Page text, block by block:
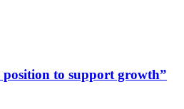
position to support growth”